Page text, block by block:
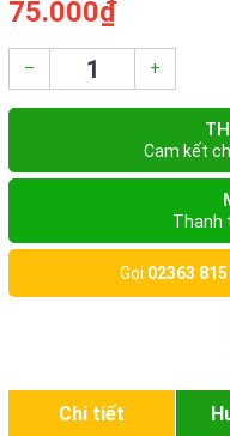
75.000₫
– +
Cam kết
Thanh
Gọi 02363
Chi tiết